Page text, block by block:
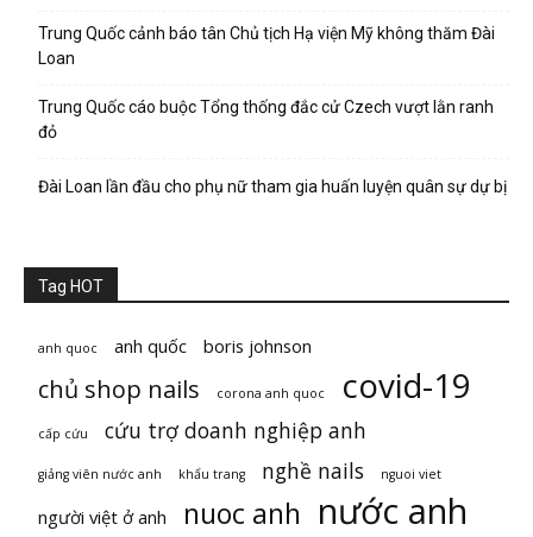
Trung Quốc cảnh báo tân Chủ tịch Hạ viện Mỹ không thăm Đài
Loan
Trung Quốc cáo buộc Tổng thống đắc cử Czech vượt lằn ranh
đỏ
Đài Loan lần đầu cho phụ nữ tham gia huấn luyện quân sự dự bị
Tag HOT
anh quoc anh quốc boris johnson
chủ shop nails corona anh quoc covid-19
cấp cứu cứu trợ doanh nghiệp anh
giảng viên nước anh khẩu trang nghề nails nguoi viet
người việt ở anh nuoc anh nước anh